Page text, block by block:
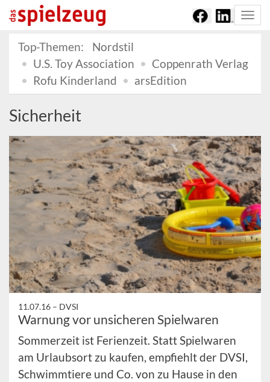
Top-Themen:
Nordstil
U.S. Toy Association
Coppenrath Verlag
Rofu Kinderland
arsEdition
Sicherheit
11.07.16 – DVSI
Warnung vor unsicheren Spielwaren
Sommerzeit ist Ferienzeit. Statt Spielwaren
am Urlaubsort zu kaufen, empfiehlt der DVSI,
Schwimmtiere und Co. von zu Hause in den